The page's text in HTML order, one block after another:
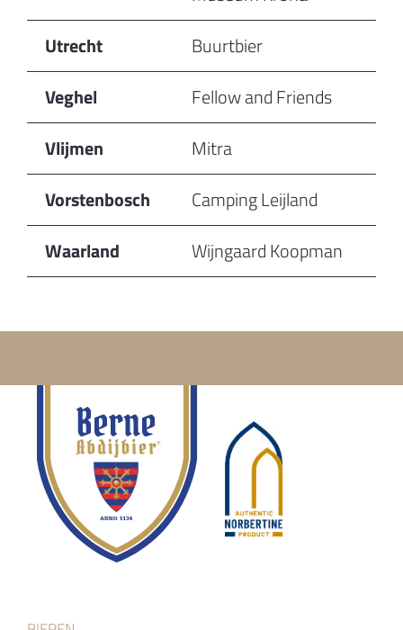
Utrecht
Buurtbier
Veghel
Fellow and Friends
Vlijmen
Mitra
Vorstenbosch
Camping Leijland
Waarland
Wijngaard Koopman